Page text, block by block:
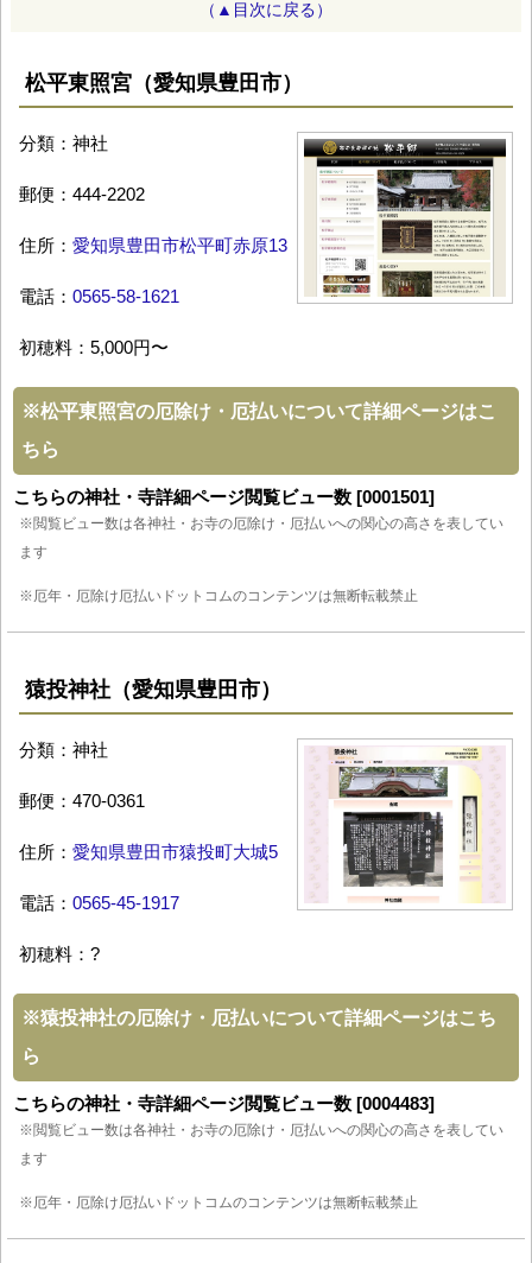
（▲目次に戻る）
松平東照宮（愛知県豊田市）
分類：神社
郵便：444-2202
住所： 愛知県豊田市松平町赤原13
電話： 0565-58-1621
初穂料：5,000円〜
※松平東照宮の厄除け・厄払いについて詳細ページはこ
ちら
こちらの神社・寺詳細ページ閲覧ビュー数 [0001501]
※閲覧ビュー数は各神社・お寺の厄除け・厄払いへの関心の高さを表してい
ます
※厄年・厄除け厄払いドットコムのコンテンツは無断転載禁止
猿投神社（愛知県豊田市）
分類：神社
郵便：470-0361
住所： 愛知県豊田市猿投町大城5
電話： 0565-45-1917
初穂料：?
※猿投神社の厄除け・厄払いについて詳細ページはこち
ら
こちらの神社・寺詳細ページ閲覧ビュー数 [0004483]
※閲覧ビュー数は各神社・お寺の厄除け・厄払いへの関心の高さを表してい
ます
※厄年・厄除け厄払いドットコムのコンテンツは無断転載禁止